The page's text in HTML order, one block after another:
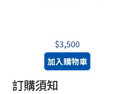
$3,500
加入購物車
訂購須知